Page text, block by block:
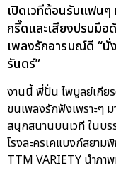
เปิดเวทีต้อนรับแฟนๆ
กรี๊ดและเสียงปรบมื
เพลงรักอารมณ์ดี “นั่
รันดร์”
งานนี้ พี่ปั่น ไพบูลย์เกียร
ขนเพลงรักฟังเพราะๆ
สนุกสนานบนเวที ในบ
โรงละครเคแบงก์สยาม
TTM VARIETY นำภา